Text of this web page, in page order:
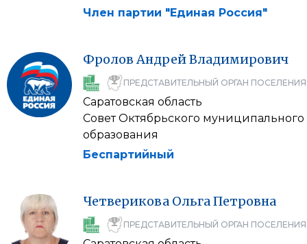
Член партии "Единая Россия"
Фролов АндрейВладимирович
ПРЕДСТАВИТЕЛЬНЫЙ ОРГАН ПОСЕЛЕНИЯ
Саратовская область
Совет Октябрьского муниципального
образования
Беспартийный
Четверикова ОльгаПетровна
ПРЕДСТАВИТЕЛЬНЫЙ ОРГАН ПОСЕЛЕНИЯ